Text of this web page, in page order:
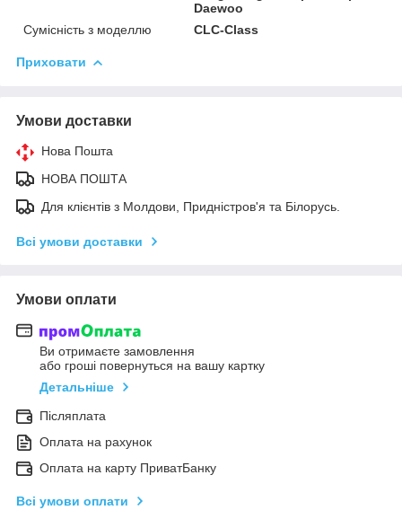
Daewoo
Сумісність з моделлю
CLC-Class
Приховати
Умови доставки
Нова Пошта
НОВА ПОШТА
Для клієнтів з Молдови, Придністров'я та Білорусь.
Всі умови доставки
Умови оплати
Ви отримаєте замовлення
або гроші повернуться на вашу картку
Детальніше
Післяплата
Оплата на рахунок
Оплата на карту ПриватБанку
Всі умови оплати